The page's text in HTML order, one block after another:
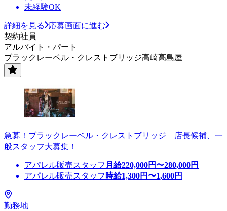
未経験OK
詳細を見る
応募画面に進む
契約社員
アルバイト・パート
ブラックレーベル・クレストブリッジ高崎高島屋
急募！ブラックレーベル・クレストブリッジ 店長候補、一
般スタッフ大募集！
アパレル販売スタッフ 月給220,000円〜280,000円
アパレル販売スタッフ 時給1,300円〜1,600円
勤務地